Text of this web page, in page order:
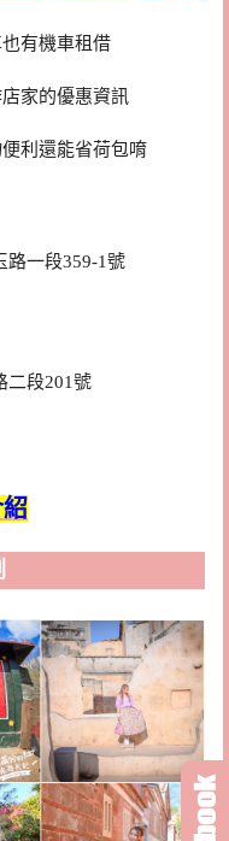
有機車租借
家的優惠資訊
利還能省荷包唷
路一段359-1號
二段201號